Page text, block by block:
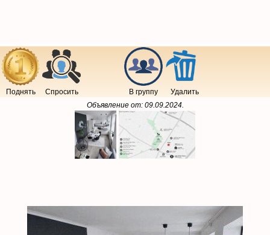
Поднять Спросить В группу
Удалить
Объявление от: 09.09.2024.